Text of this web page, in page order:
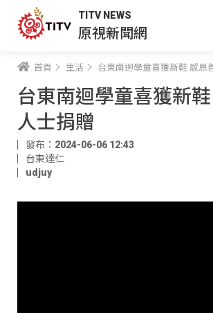
TITV NEWS
原視新聞網
首頁 生活 台東南迴學童喜獲新鞋 感恩
台東南迴學童喜獲新
人士捐贈
發布：2024-06-06 12:43
台東達仁
udjuy